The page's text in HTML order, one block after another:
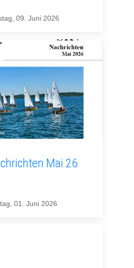
09. Juni 2026
Mai 26
01. Juni 2026